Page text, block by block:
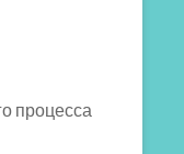
процесса